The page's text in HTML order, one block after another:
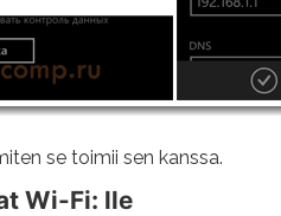
se toimii sen kanssa.
Wi-Fi: lle